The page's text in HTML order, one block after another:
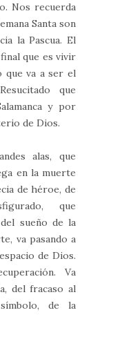
Nos recuerda
Santa son
la Pascua. El
que es vivir
que va a ser el
que
y por
de Dios.
alas, que
en la muerte
de héroe, de
que
sueño de la
va pasando a
de Dios.
Va
del fracaso al
de la